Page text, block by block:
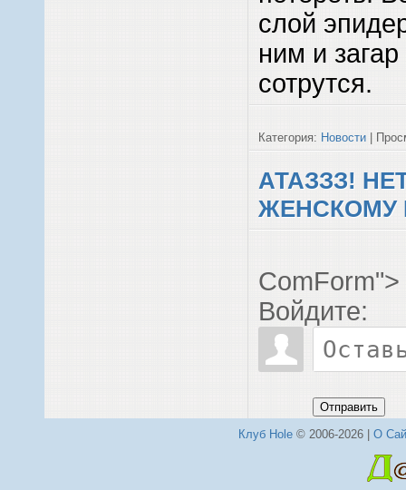
слой
ним и загар
сотрутся.
Категория: Новости |
АТАЗЗЗ!
ЖЕНСКОМУ
ComForm">
Войдите:
Отправить
Клуб Hole© 2006-2026 | О